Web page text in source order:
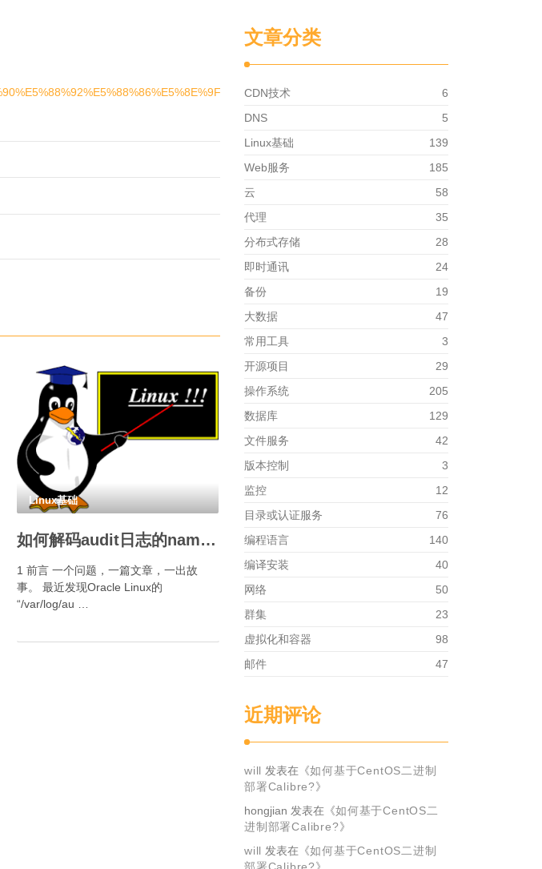
Linux基础
如何解码audit日志的name字符串？
1 前言 一个问题，一篇文章，一出故
事。 最近发现Oracle Linux的
“/var/log/au …
文章分类
CDN技术
6
DNS
5
Linux基础
139
Web服务
185
云
58
代理
35
分布式存储
28
即时通讯
24
备份
19
大数据
47
常用工具
3
开源项目
29
操作系统
205
数据库
129
文件服务
42
版本控制
3
监控
12
目录或认证服务
76
编程语言
140
编译安装
40
网络
50
群集
23
虚拟化和容器
98
邮件
47
近期评论
will 发表在《如何基于CentOS二进制
部署Calibre?》
hongjian 发表在《如何基于CentOS二
进制部署Calibre?》
will 发表在《如何基于CentOS二进制